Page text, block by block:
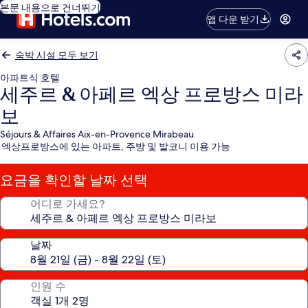
본문 내용으로 건너뛰기
앱 다운 받기
숙박 시설 모두 보기
아파트식 호텔
세주르 & 아페르 엑상 프로방스 미라
보
Séjours & Affaires Aix-en-Provence Mirabeau
엑상프로방스에 있는 아파트, 주방 및 발코니 이용 가능
요금을 확인할 날짜 선택
어디로 가세요?
날짜
인원 수